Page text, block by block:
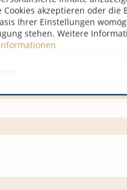
akzeptieren oder die
Ihrer Einstellungen
stehen. Weitere